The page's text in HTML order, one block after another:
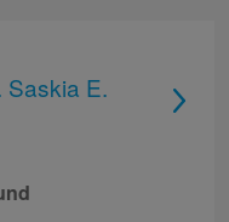
Saskia E.